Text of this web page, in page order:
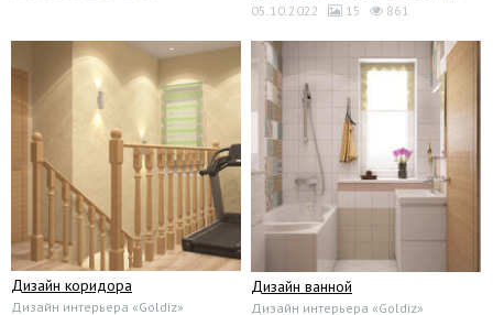
05.10.2022
15 861
Дизайн коридора
Дизайн интерьера «Goldiz»
Дизайн ванной
Дизайн интерьера «Goldiz»